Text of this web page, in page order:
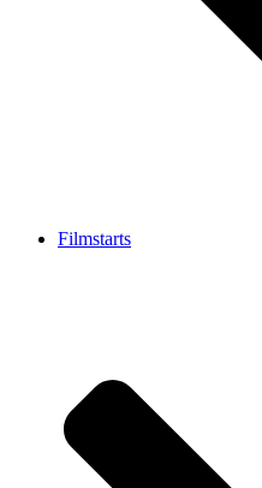
Filmstarts